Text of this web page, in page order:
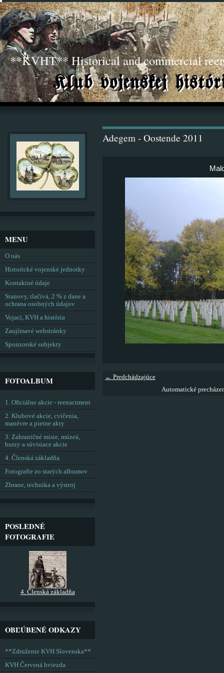
**KVHT** Historical and commercial
Adegem - Oostende 2011
← Predchádzajúce
Automatické
MENU
O nás
Historické vojenské jednotky
Kontaktné údaje
Stanovy, tlačivá, 2 % z dane a
ochrana osobných údajov
Vojaci, KVH a história
Zaujímavé webstránky
Sponzorské subjekty
FOTOALBUM
1. Oficiálne akcie - reenactment
2. Klubové akcie, cvičenia,
manévre a pietne akty
3. Zahraničné misie, múzeá,
burzy a súvisiace akcie
4. Členská základňa
Fotografie zo starých albumov
Zbrane, technika a výstroj
POSLEDNÉ
FOTOGRAFIE
4. Členská základňa
OBĽÚBENÉ ODKAZY
**Združenie KVH Slovenska**
KVH Červená hviezda